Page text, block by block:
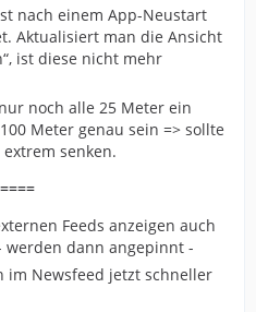
nach einem App-Neustart
Aktualisiert man die Ansicht
ist diese nicht mehr
noch alle 25 Meter ein
Meter genau sein => sollte
senken.
Feeds anzeigen auch
dann angepinnt -
im Newsfeed jetzt schneller